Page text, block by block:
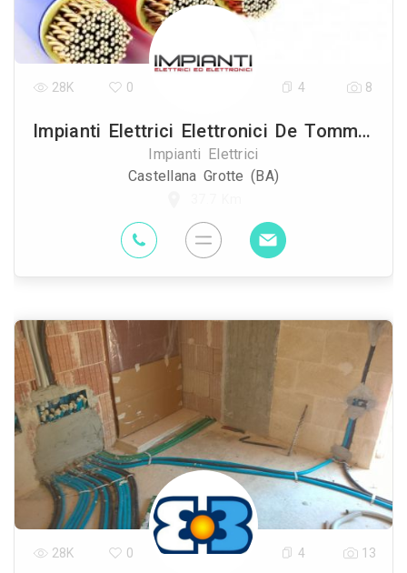
Impianti Elettrici Elettronici De Tommaso Vincenzo
Impianti Elettrici
Castellana Grotte (BA)
28K 0 4 8
28K 0 4 13